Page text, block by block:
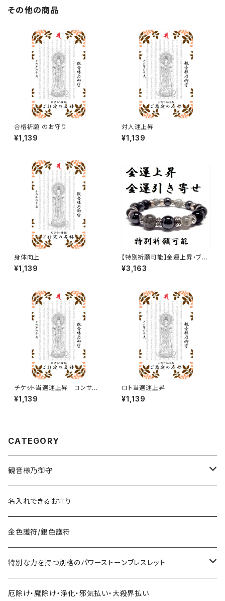
その他の商品
合格祈願 のお守り
¥1,139
対人運上昇
¥1,139
身体向上
¥1,139
【特別祈願可能】金運上昇・ブラ
ックルチルクォーツ ヘマタイト
オニキスお洒落パワーストーン
¥3,163
チケット当選運上昇 コンサー
ト、ライブ、ファンサークル、ファ
ンミーティング、スポーツ観戦な
¥1,139
ロト当選運上昇
¥1,139
CATEGORY
観音様乃御守
宝くじに御利益ある組合せ
サマージャンボ宝くじに当たりたい時の組合せ
バレンタインジャンボ宝くじに当たりたい時の組合せ
お金に御利益ある組合せ
給料を増やしたい
お金持ちと出会いたい
恋愛・縁結びで御利益ある組合せ
お金持ち恋愛したい
対人で御利益ある組合せ
名入れできるお守り
金色護符/銀色護符
特別な力を持つ別格のパワーストーンブレスレット
ネックレス
厄除け・魔除け・浄化・邪気払い・大殺界払い